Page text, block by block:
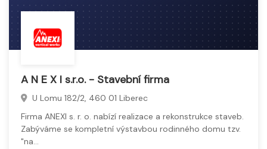
A N E X I s.r.o. - Stavební firma
U Lomu 182/2, 460 01 Liberec
Firma ANEXI s. r. o. nabízí realizace a rekonstrukce staveb.
Zabýváme se kompletní výstavbou rodinného domu tzv.
"na…